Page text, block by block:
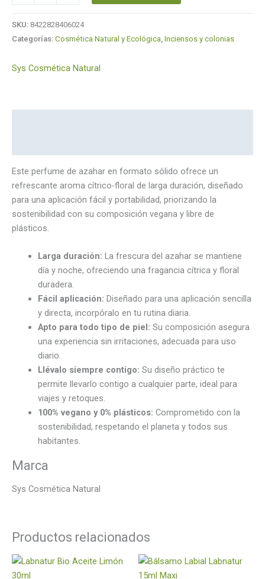
SKU: 8422828406024
Categorías: Cosmética Natural y Ecológica Inciensos y colonias
Sys Cosmética Natural
Este perfume de azahar en formato sólido ofrece un
refrescante aroma cítrico-floral de larga duración, diseñado
para una aplicación fácil y portabilidad, priorizando la
sostenibilidad con su composición vegana y libre de
plásticos.
Larga duración: La frescura del azahar se mantiene
día y noche, ofreciendo una fragancia cítrica y floral
duradera.
Fácil aplicación: Diseñado para una aplicación sencilla
y directa, incorpóralo en tu rutina diaria.
Apto para todo tipo de piel: Su composición asegura
una experiencia sin irritaciones, adecuada para uso
diario.
Llévalo siempre contigo: Su diseño práctico te
permite llevarlo contigo a cualquier parte, ideal para
viajes y retoques.
100% vegano y 0% plásticos: Comprometido con la
sostenibilidad, respetando el planeta y todos sus
habitantes.
Marca
Sys Cosmética Natural
Productos relacionados